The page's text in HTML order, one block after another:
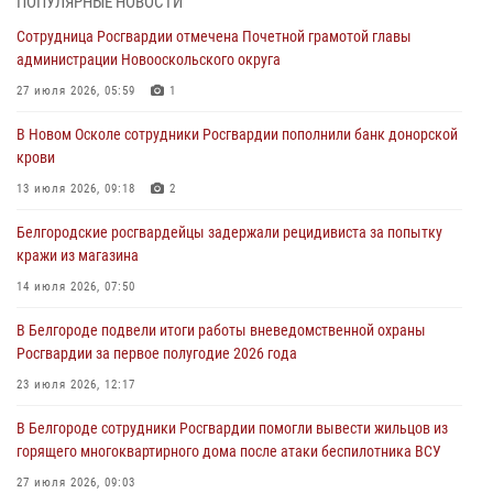
Росгвардейцы оказали помощь пострадавшему в результате атаки
FPV-дрона ВСУ в Белгородской области
01 августа 2026, 19:35
Ведомственная акция «Каникулы с Росгвардией» прошла в
пришкольном лагере Старого Оскола
31 июля 2026, 08:38 2
Росгвардейцы проверяют готовность школ к началу учебного года
в Яковлевском и Прохоровском округах
30 июля 2026, 14:53
Белгородские росгвардейцы проверяют избирательные участки
накануне выборов
30 июля 2026, 06:13
Сотрудница Росгвардии отмечена Почетной грамотой главы
администрации Новооскольского округа
27 июля 2026, 05:59 1
В Новом Осколе сотрудники Росгвардии пополнили банк донорской
крови
13 июля 2026, 09:18 2
Белгородские росгвардейцы задержали рецидивиста за попытку
кражи из магазина
14 июля 2026, 07:50
В Белгороде подвели итоги работы вневедомственной охраны
Росгвардии за первое полугодие 2026 года
23 июля 2026, 12:17
В Белгороде сотрудники Росгвардии помогли вывести жильцов из
горящего многоквартирного дома после атаки беспилотника ВСУ
27 июля 2026, 09:03